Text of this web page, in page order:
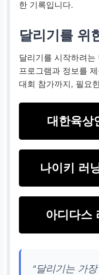
한 기록입니다.
달리기를 위
달리기를 시작하려는
프로그램과 정보를
대회 참가까지, 필요
대한육상
나이키 러
아디다스
“달리기는 가